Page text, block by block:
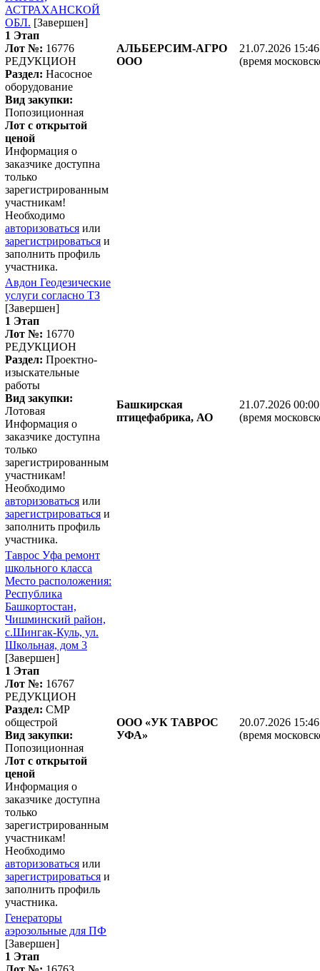
АСТРАХАНСКОЙ
ОБЛ. [Завершен]
1 Этап
Лот №: 16776
РЕДУКЦИОН
Раздел: Насосное
оборудование
Вид закупки:
Попозиционная
Лот с открытой
ценой
Информация о
заказчике доступна
только
зарегистрированным
участникам!
Необходимо
авторизоваться или
зарегистрироваться и
заполнить профиль
участника.
АЛЬБЕРСИМ-АГРО
ООО
21.07.2026
(время
Авдон Геодезические
услуги согласно ТЗ
[Завершен]
1 Этап
Лот №: 16770
РЕДУКЦИОН
Раздел: Проектно-
изыскательные
работы
Вид закупки:
Лотовая
Информация о
заказчике доступна
только
зарегистрированным
участникам!
Необходимо
авторизоваться или
зарегистрироваться и
заполнить профиль
участника.
Башкирская
птицефабрика, АО
21.07.2026
(время
Таврос Уфа ремонт
школьного класса
Место расположения:
Республика
Башкортостан,
Чишминский район,
с.Шингак-Куль, ул.
Школьная, дом 3
[Завершен]
1 Этап
Лот №: 16767
РЕДУКЦИОН
Раздел: СМР
общестрой
Вид закупки:
Попозиционная
Лот с открытой
ценой
Информация о
заказчике доступна
только
зарегистрированным
участникам!
Необходимо
авторизоваться или
зарегистрироваться и
заполнить профиль
участника.
ООО «УК ТАВРОС
УФА»
20.07.2026
(время
Генераторы
аэрозольные для ПФ
[Завершен]
1 Этап